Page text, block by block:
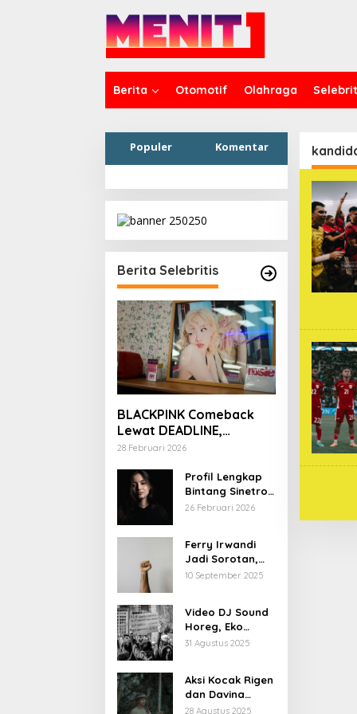
Berita Otomotif Olahraga
Populer Komentar
Berita Selebritis
BLACKPINK Comeback
Lewat DEADLINE,
YouTube Tembus 100
28 Februari 2026
Profil Lengkap
Bintang Sinetron
Mencintai Ipar
26 Februari 2026
Ferry Irwandi
Jadi Sorotan,
Begini Latar
10 September 2025
Video DJ Sound
Horeg, Eko
Patrio Buka
31 Agustus 2025
Aksi Kocak Rigen
dan Davina
Karamoy di Film
28 Agustus 2025